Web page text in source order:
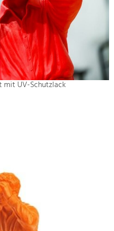
mit UV-Schutzlack